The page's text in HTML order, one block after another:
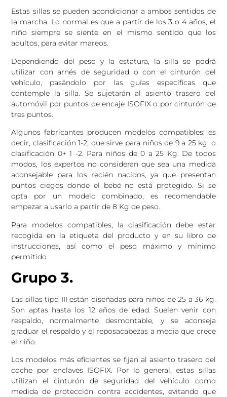
Estas sillas se pueden acondicionar a ambos sentidos de
la marcha. Lo normal es que a partir de los 3 o 4 años, el
niño siempre se siente en el mismo sentido que los
adultos, para evitar mareos.
Dependiendo del peso y la estatura, la silla se podrá
utilizar con arnés de seguridad o con el cinturón del
vehículo, pasándolo por las guías específicas que
contemple la silla. Se sujetarán al asiento trasero del
automóvil por puntos de encaje ISOFIX o por cinturón de
tres puntos.
Algunos fabricantes producen modelos compatibles; es
decir, clasificación 1-2, que sirve para niños de 9 a 25 kg, o
clasificación 0+ 1 -2. Para niños de 0 a 25 Kg. De todos
modos, los expertos no consideran que sea una medida
aconsejable para los recién nacidos, ya que presentan
puntos ciegos donde el bebé no está protegido. Si se
opta por un modelo combinado, es recomendable
empezar a usarlo a partir de 8 Kg de peso.
Para modelos compatibles, la clasificación debe estar
recogida en la etiqueta del producto y en su libro de
instrucciones, así como el peso máximo y mínimo
permitido.
Grupo 3.
Las sillas tipo III están diseñadas para niños de 25 a 36 kg.
Son aptas hasta los 12 años de edad. Suelen venir con
respaldo, normalmente desmontable, y se aconseja
graduar el respaldo y el reposacabezas a media que crece
el niño.
Los modelos más eficientes se fijan al asiento trasero del
coche por enclaves ISOFIX. Por lo general, estas sillas
utilizan el cinturón de seguridad del vehículo como
medida de protección contra accidentes, evitando que